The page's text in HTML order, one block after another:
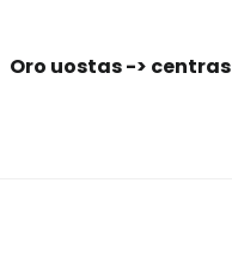
Oro uostas -> centras